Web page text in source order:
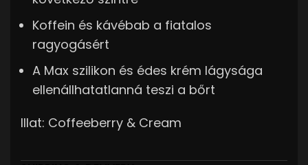
Koffein és kávébab a fiatalos
ragyogásért
A Max szilikon és édes krém lágysága
ellenállhatatlanná teszi a bőrt
Illat: Coffeeberry & Cream